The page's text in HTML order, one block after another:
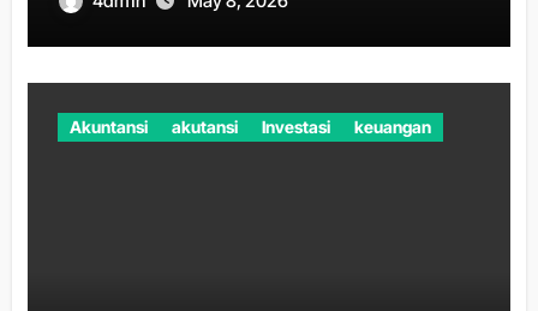
Akuntansi akutansi Investasi keuangan